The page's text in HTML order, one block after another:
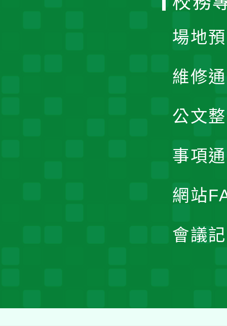
場地
維修
公文
事項
網站
會議